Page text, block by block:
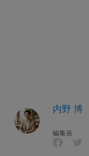
内野 博
編集長